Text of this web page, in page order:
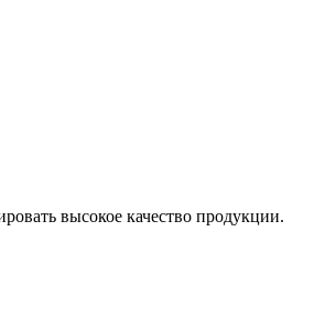
высокое качество продукции.